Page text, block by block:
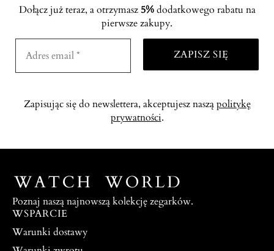
Dołącz już teraz, a otrzymasz 5%dodatkowego rabatu na
pierwsze zakupy.
Zapisując się do newslettera, akceptujesz nasząpolitykę
prywatności.
Poznaj naszą najnowszą kolekcję zegarków.
WSPARCIE
Warunki dostawy